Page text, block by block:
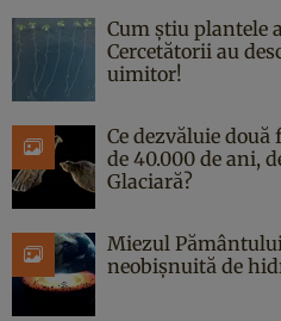
Cum știu plantele
Cercetătorii au
uimitor!
Ce dezvăluie
de 40.000 de ani,
Glaciară?
Miezul
neobișnuită de